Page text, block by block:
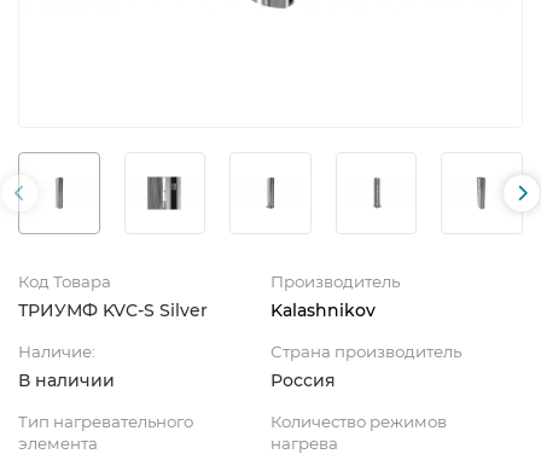
Код Товара
ТРИУМФ KVC-S Silver
Производитель
Kalashnikov
Наличие:
В наличии
Страна производитель
Россия
Тип нагревательного
элемента
Количество режимов
нагрева